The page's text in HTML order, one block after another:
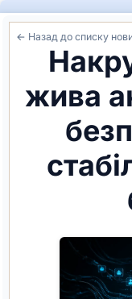
← Назад до списку
жива